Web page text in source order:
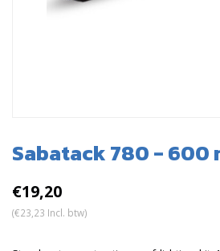
Sabatack 780 - 600
€19,20
(€23,23 Incl. btw)